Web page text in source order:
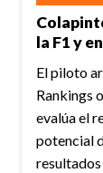
la F1 y
El piloto
Rankings
evalúa el
potencial